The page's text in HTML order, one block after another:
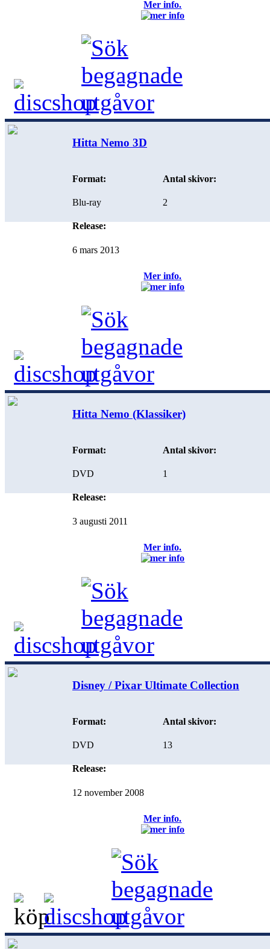
Mer info.
Hitta Nemo 3D
Format:
Blu-ray
Release:
6 mars 2013
Antal skivor:
2
Mer info.
Hitta Nemo (Klassiker)
Format:
DVD
Release:
3 augusti 2011
Antal skivor:
1
Mer info.
Disney / Pixar Ultimate Collection
Format:
DVD
Release:
12 november 2008
Antal skivor:
13
Mer info.